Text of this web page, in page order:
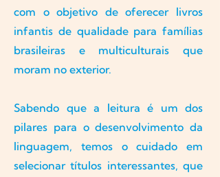
com o objetivo de oferecer livros
infantis de qualidade para famílias
brasileiras e multiculturais que
moram no exterior.
Sabendo que a leitura é um dos
pilares para o desenvolvimento da
linguagem, temos o cuidado em
selecionar títulos interessantes, que